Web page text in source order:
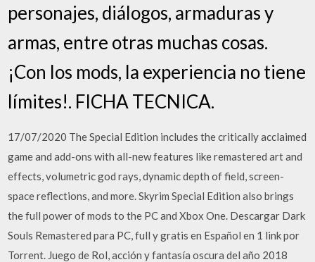
personajes, diálogos, armaduras y
armas, entre otras muchas cosas.
¡Con los mods, la experiencia no tiene
límites!. FICHA TECNICA.
17/07/2020 The Special Edition includes the critically acclaimed
game and add-ons with all-new features like remastered art and
effects, volumetric god rays, dynamic depth of field, screen-
space reflections, and more. Skyrim Special Edition also brings
the full power of mods to the PC and Xbox One. Descargar Dark
Souls Remastered para PC, full y gratis en Español en 1 link por
Torrent. Juego de Rol, acción y fantasía oscura del año 2018